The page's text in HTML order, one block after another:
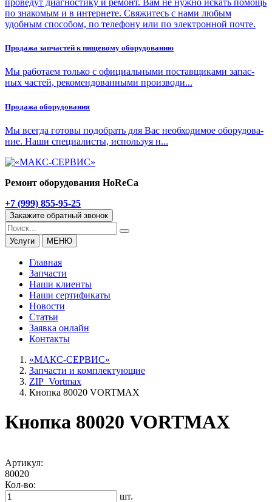
проведут диагностику и ремонт. Вам не нужно искать помощь
по знакомым и в интернете. Свяжитесь с нами любым
удобным способом, по телефону или по электронной почте.
Про­да­жа зап­ча­стей к пи­ще­во­му обо­ру­до­ва­нию
Мы ра­бо­та­ем толь­ко с офи­ци­аль­ны­ми по­став­щи­ка­ми за­пас­
ных ча­стей, ре­ко­мен­до­ван­ны­ми про­из­во­ди...
Про­да­жа обо­ру­до­ва­ния
Мы все­гда го­то­вы по­до­брать для Вас необ­хо­ди­мое обо­ру­до­ва­
ние. На­ши спе­ци­а­ли­сты, ис­поль­зуя н...
Ремонт оборудования HoReCa
+7 (999) 855-95-25
Закажите обратный звонок
Услуги МЕНЮ
Главная
Запчасти
Наши клиенты
Наши сертификаты
Новости
Статьи
Заявка онлайн
Контакты
«МАКС-СЕРВИС»
Запчасти и комплектующие
ZIP_Vortmax
Кнопка 80020 VORTMAX
Кнопка 80020 VORTMAX
Артикул:
80020
Кол-во:
шт.